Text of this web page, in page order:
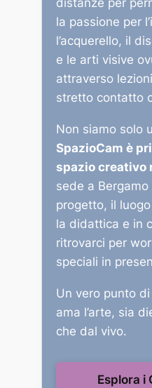
distanze per
la passione per
l’acquerello, il
e le arti visive
attraverso
stretto contatto
Non siamo solo
SpazioCam è
spazio creativo
sede a
progetto, il
la didattica e in
ritrovarci per
speciali in
Un vero punto
ama l’arte, sia
che dal vivo.
Esplora i